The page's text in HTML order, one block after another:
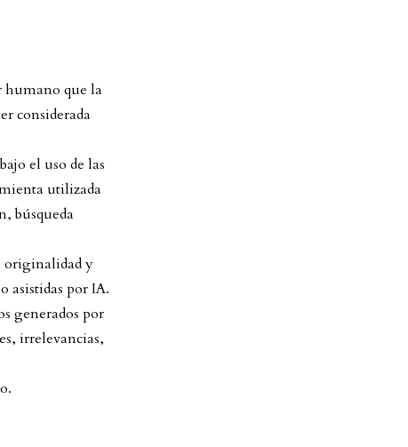
humano que la
considerada
el uso de las
utilizada
búsqueda
originalidad y
asistidas por IA.
generados por
irrelevancias,